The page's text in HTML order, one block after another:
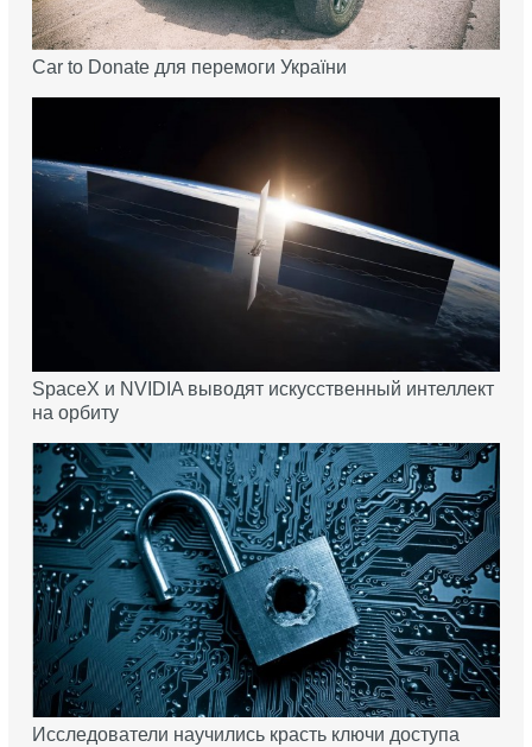
Car to Donate для перемоги України
SpaceX и NVIDIA выводят искусственный интеллект
на орбиту
Исследователи научились красть ключи доступа